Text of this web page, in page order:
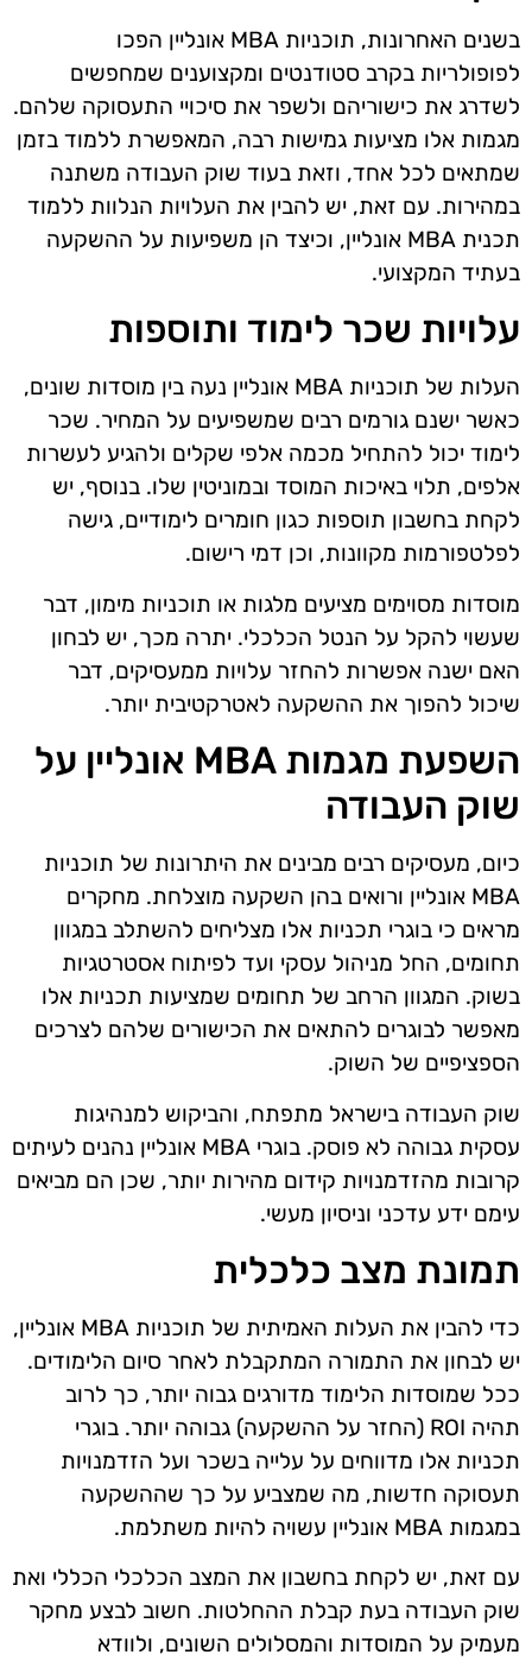
בשנים האחרונות, תוכניות MBA אונליין הפכו
לפופולריות בקרב סטודנטים ומקצוענים שמחפשים
לשדרג את כישוריהם ולשפר את סיכויי התעסוקה שלהם.
מגמות אלו מציעות גמישות רבה, המאפשרת ללמוד בזמן
שמתאים לכל אחד, וזאת בעוד שוק העבודה משתנה
במהירות. עם זאת, יש להבין את העלויות הנלוות ללמוד
תכנית MBA אונליין, וכיצד הן משפיעות על ההשקעה
בעתיד המקצועי.
עלויות שכר לימוד ותוספות
העלות של תוכניות MBA אונליין נעה בין מוסדות שונים,
כאשר ישנם גורמים רבים שמשפיעים על המחיר. שכר
לימוד יכול להתחיל מכמה אלפי שקלים ולהגיע לעשרות
אלפים, תלוי באיכות המוסד ובמוניטין שלו. בנוסף, יש
לקחת בחשבון תוספות כגון חומרים לימודיים, גישה
לפלטפורמות מקוונות, וכן דמי רישום.
מוסדות מסוימים מציעים מלגות או תוכניות מימון, דבר
שעשוי להקל על הנטל הכלכלי. יתרה מכך, יש לבחון
האם ישנה אפשרות להחזר עלויות ממעסיקים, דבר
שיכול להפוך את ההשקעה לאטרקטיבית יותר.
השפעת מגמות MBA אונליין על
שוק העבודה
כיום, מעסיקים רבים מבינים את היתרונות של תוכניות
MBA אונליין ורואים בהן השקעה מוצלחת. מחקרים
מראים כי בוגרי תכניות אלו מצליחים להשתלב במגוון
תחומים, החל מניהול עסקי ועד לפיתוח אסטרטגיות
בשוק. המגוון הרחב של תחומים שמציעות תכניות אלו
מאפשר לבוגרים להתאים את הכישורים שלהם לצרכים
הספציפיים של השוק.
שוק העבודה בישראל מתפתח, והביקוש למנהיגות
עסקית גבוהה לא פוסק. בוגרי MBA אונליין נהנים לעיתים
קרובות מהזדמנויות קידום מהירות יותר, שכן הם מביאים
עימם ידע עדכני וניסיון מעשי.
תמונת מצב כלכלית
כדי להבין את העלות האמיתית של תוכניות MBA אונליין,
יש לבחון את התמורה המתקבלת לאחר סיום הלימודים.
ככל שמוסדות הלימוד מדורגים גבוה יותר, כך לרוב
תהיה ROI (החזר על ההשקעה) גבוהה יותר. בוגרי
תכניות אלו מדווחים על עלייה בשכר ועל הזדמנויות
תעסוקה חדשות, מה שמצביע על כך שההשקעה
במגמות MBA אונליין עשויה להיות משתלמת.
עם זאת, יש לקחת בחשבון את המצב הכלכלי הכללי ואת
שוק העבודה בעת קבלת ההחלטות. חשוב לבצע מחקר
מעמיק על המוסדות והמסלולים השונים, ולוודא